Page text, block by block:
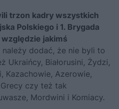
trzon kadry wszystkich
Polskiego i 1. Brygada
względzie jakimś
należy dodać, że nie byli to
Ukraińcy, Białorusini, Żydzi,
Kazachowie, Azerowie,
czy też tak
Mordwini i Komiacy.